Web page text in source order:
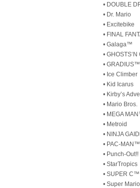
• DOUBLE
• Dr. Mario
• Excitebike
• FINAL
• Galaga™
•
• GRADIUS™
• Ice Climber
• Kid Icarus
• Kirby’s
• Mario Bros.
• MEGA
• Metroid
• NINJA
• PAC-MAN™
• Punch-
• StarTropics
• SUPER C™
• Super